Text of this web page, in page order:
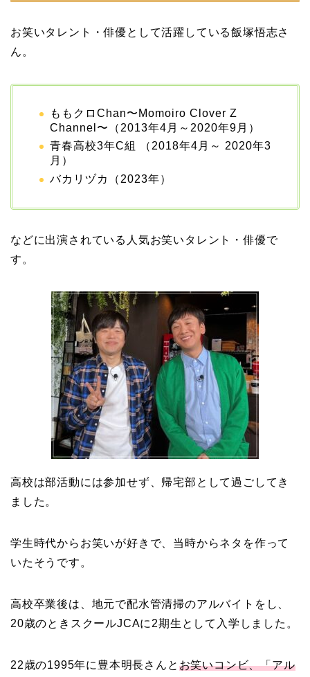
破局から復縁へ
元タレントで交際期間約
AKUROの結婚馴れ初め
はスポーツジム！キュー
ピットは佐田真由美
お笑いタレント・俳優として活躍している飯塚悟志さ
ん。
ももクロChan〜Momoiro Clover Z
Channel〜（2013年4月～2020年9月）
青春高校3年C組 （2018年4月～ 2020年3
月）
バカリヅカ（2023年）
などに出演されている人気お笑いタレント・俳優で
す。
高校は部活動には参加せず、帰宅部として過ごしてき
ました。
学生時代からお笑いが好きで、当時からネタを作って
いたそうです。
高校卒業後は、地元で配水管清掃のアルバイトをし、
20歳のときスクールJCAに2期生として入学しました。
22歳の1995年に豊本明長さんと お笑いコンビ、「アル